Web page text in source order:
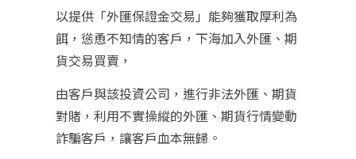
以提供「外匯保證金交易」能夠獲取厚利為
餌，慫恿不知情的客戶，下海加入外匯、期
貨交易買賣，
由客戶與該投資公司，進行非法外匯、期貨
對賭，利用不實操縱的外匯、期貨行情變動
詐騙客戶，讓客戶血本無歸。